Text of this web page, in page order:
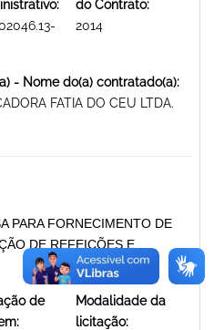
do Contrato:
2014
- Nome do(a) contratado(a):
FATIA DO CEU LTDA.
PARA FORNECIMENTO DE
DE REFEIÇÕES E
de
Modalidade da
licitação: